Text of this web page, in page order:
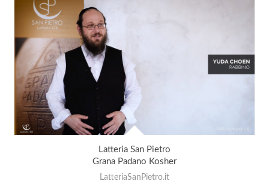
Latteria San Pietro
Grana Padano Kosher
LatteriaSanPietro.it